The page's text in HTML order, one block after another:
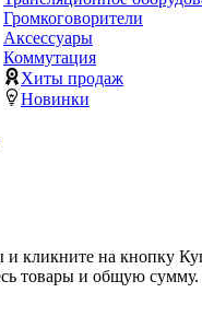
Громкоговорители
Аксессуары
Коммутация
Хиты продаж
Новинки
и кликните на кнопку
товары и общую сумму.